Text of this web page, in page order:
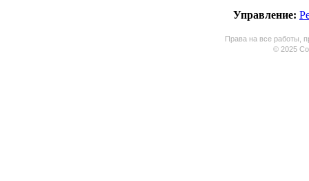
Управление:
Права на все работы,
© 2025